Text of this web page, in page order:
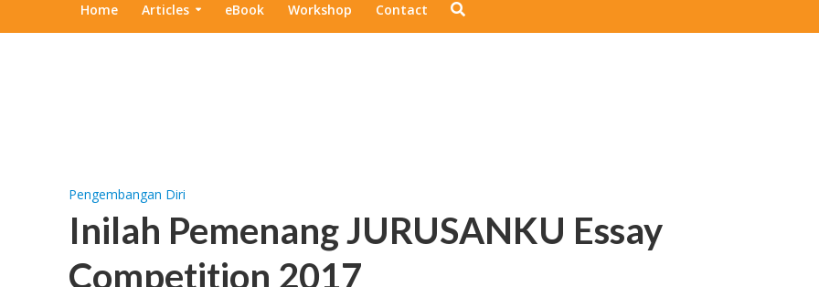
Home Articles eBook Workshop Contact
Pengembangan Diri
Inilah Pemenang JURUSANKU Essay
Competition 2017